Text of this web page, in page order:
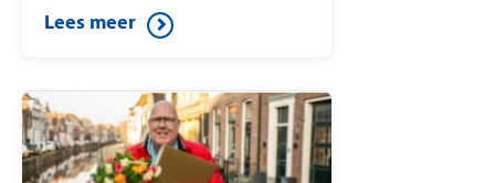
(straat: Schimmelpenninckkade).
Op die postcode is namelijk de
euro per lot gevallen. Onder de
winnaars van deze Straatprijs
wordt tevens een auto verloot
Lees meer